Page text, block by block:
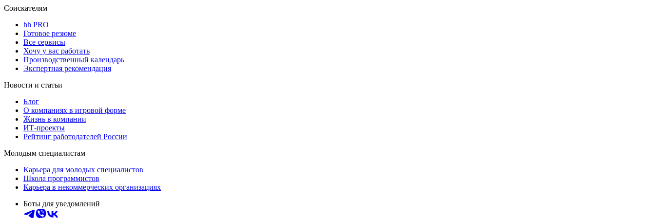
Соискателям
hh PRO
Готовое резюме
Все сервисы
Хочу у вас работать
Производственный календарь
Экспертная рекомендация
Новости и статьи
Блог
О компаниях в игровой форме
Жизнь в компании
ИТ-проекты
Рейтинг работодателей России
Молодым специалистам
Карьера для молодых специалистов
Школа программистов
Карьера в некоммерческих организациях
Боты для уведомлений